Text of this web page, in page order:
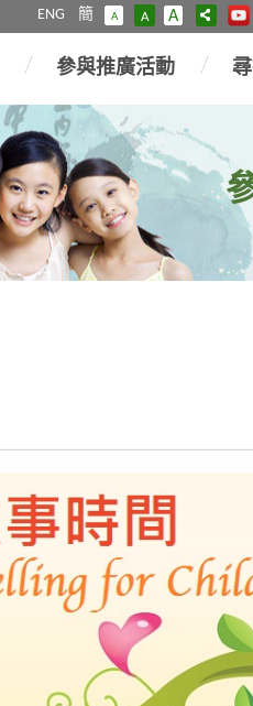
ENG 簡 A A A
參與推廣活動